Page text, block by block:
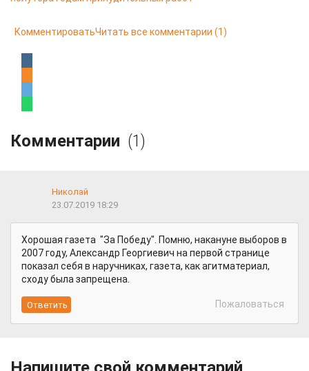
КомментироватьЧитать все комментарии (1)
Комментарии (1)
Николай
23.07.2019 18:29
Хорошая газета "За Победу". Помню, накануне выборов в
2007 году, Александр Георгиевич на первой странице
показал себя в наручниках, газета, как агитматериал,
сходу была запрещена.
Пожаловаться